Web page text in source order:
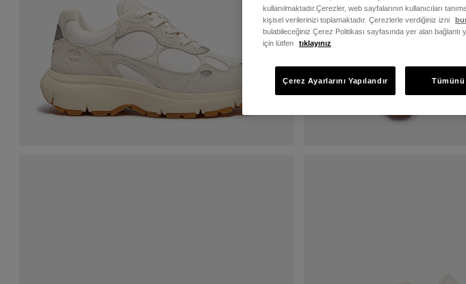
kullanılmaktadır.Çerezler, web sayfalarının kullanıcıları
kişisel verilerinizi toplamaktadır. Çerezlerle verdiğiniz izni
bulabileceğiniz Çerez Politikası sayfasında yer alan
için lütfen
tıklayınız
Çerez Ayarlarını Yapılandır